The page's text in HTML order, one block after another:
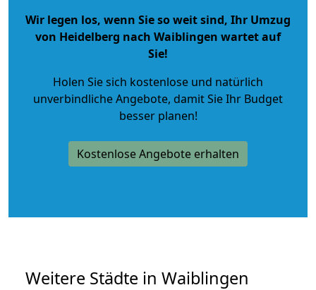
Wir legen los, wenn Sie so weit sind, Ihr Umzug
von Heidelberg nach Waiblingen wartet auf
Sie!
Holen Sie sich kostenlose und natürlich
unverbindliche Angebote, damit Sie Ihr Budget
besser planen!
Kostenlose Angebote erhalten
Weitere Städte in Waiblingen